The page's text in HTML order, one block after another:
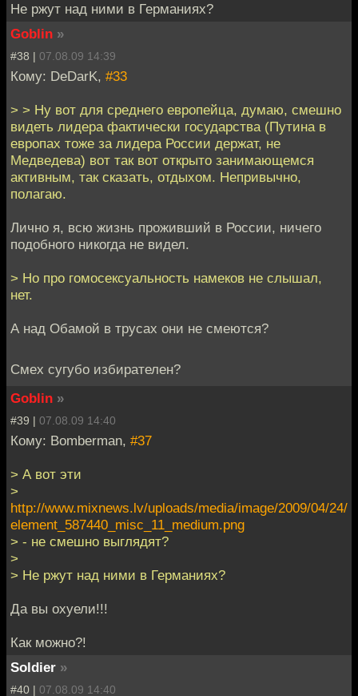
Не ржут над ними в Германиях?
Goblin »
#38 | 07.08.09 14:39
Кому: DeDarK, #33
> > Ну вот для среднего европейца, думаю, смешно
видеть лидера фактически государства (Путина в
европах тоже за лидера России держат, не
Медведева) вот так вот открыто занимающемся
активным, так сказать, отдыхом. Непривычно,
полагаю.
Лично я, всю жизнь проживший в России, ничего
подобного никогда не видел.
> Но про гомосексуальность намеков не слышал,
нет.
А над Обамой в трусах они не смеются?
Смех сугубо избирателен?
Goblin »
#39 | 07.08.09 14:40
Кому: Bomberman, #37
> А вот эти
>
http://www.mixnews.lv/uploads/media/image/2009/04/24/
element_587440_misc_11_medium.png
> - не смешно выглядят?
>
> Не ржут над ними в Германиях?
Да вы охуели!!!
Как можно?!
Soldier »
#40 | 07.08.09 14:40